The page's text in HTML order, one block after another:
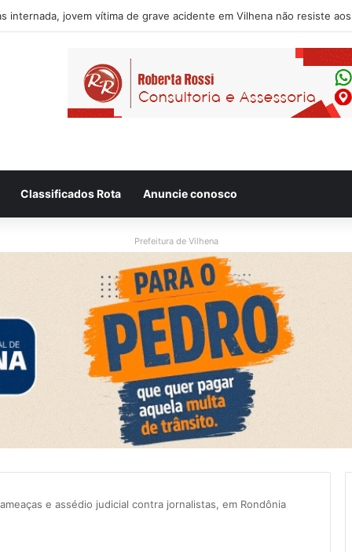
de desacatar auxiliar de enfermagem no Hospital Regional de
Classificados Rota Anuncie conosco
Prefeitura de Vilhena
e assédio judicial contra jornalistas, em Rondônia